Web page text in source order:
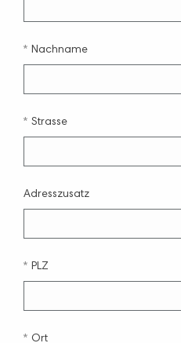
Nachname
Strasse
Adresszusatz
PLZ
Ort